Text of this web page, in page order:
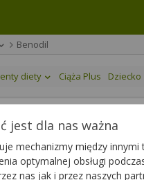
Benodil
diety Ciąża Plus Dziecko
mcg/ml| 20 amp. po 2 ml
|65+|Ciąża| Dziecko
jest dla nas ważna
mechanizmy między
optymalnej obsługi
nas jak i przez naszych